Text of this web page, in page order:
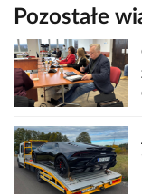
Pozostałe